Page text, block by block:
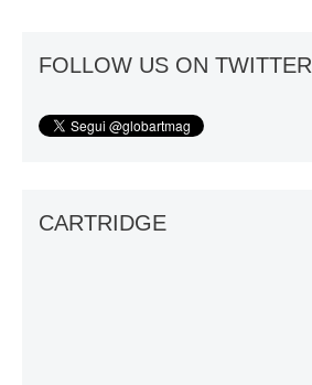
FOLLOW US ON TWITTER
CARTRIDGE